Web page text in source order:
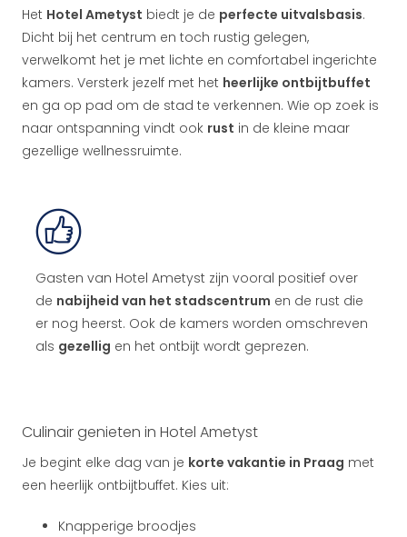
Het Hotel Ametyst biedt je de perfecte uitvalsbasis.
Dicht bij het centrum en toch rustig gelegen,
verwelkomt het je met lichte en comfortabel ingerichte
kamers. Versterk jezelf met het heerlijke ontbijtbuffet
en ga op pad om de stad te verkennen. Wie op zoek is
naar ontspanning vindt ook rust in de kleine maar
gezellige wellnessruimte.
Gasten van Hotel Ametyst zijn vooral positief over
de nabijheid van het stadscentrum en de rust die
er nog heerst. Ook de kamers worden omschreven
als gezellig en het ontbijt wordt geprezen.
Culinair genieten in Hotel Ametyst
Je begint elke dag van je korte vakantie in Praag met
een heerlijk ontbijtbuffet. Kies uit:
Knapperige broodjes